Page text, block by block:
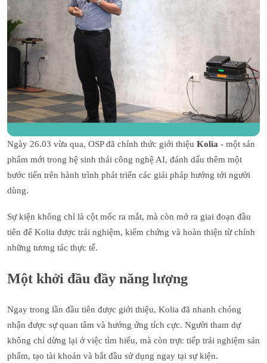
Ngày 26.03 vừa qua, OSP đã chính thức giới thiệu Kolia - một sản
phẩm mới trong hệ sinh thái công nghệ AI, đánh dấu thêm một
bước tiến trên hành trình phát triển các giải pháp hướng tới người
dùng.
Sự kiện không chỉ là cột mốc ra mắt, mà còn mở ra giai đoạn đầu
tiên để Kolia được trải nghiệm, kiểm chứng và hoàn thiện từ chính
những tương tác thực tế.
Một khởi đầu đầy năng lượng
Ngay trong lần đầu tiên được giới thiệu, Kolia đã nhanh chóng
nhận được sự quan tâm và hưởng ứng tích cực. Người tham dự
không chỉ dừng lại ở việc tìm hiểu, mà còn trực tiếp trải nghiệm sản
phẩm, tạo tài khoản và bắt đầu sử dụng ngay tại sự kiện.